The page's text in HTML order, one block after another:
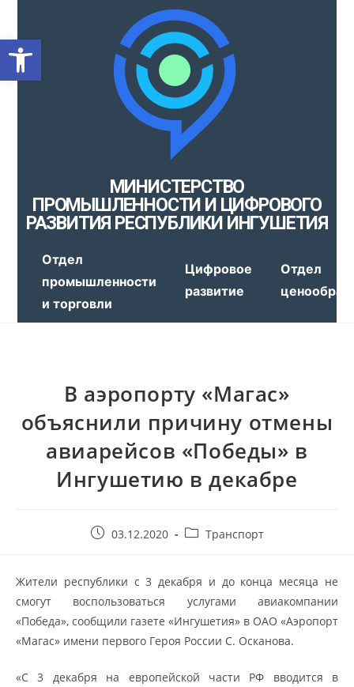
Открыть панель
МИНИСТЕРСТВО
ПРОМЫШЛЕННОСТИ И ЦИФРОВОГО
РАЗВИТИЯ РЕСПУБЛИКИ ИНГУШЕТИЯ
Отдел
промышленности
и торговли
Цифровое
развитие
Отдел
В аэропорту «Магас»
объяснили причину отмены
авиарейсов «Победы» в
Ингушетию в декабре
03.12.2020 Транспорт
Жители республики с 3 декабря и до конца месяца не
смогут воспользоваться услугами авиакомпании
«Победа», сообщили газете «Ингушетия» в ОАО «Аэропорт
«Магас» имени первого Героя России С. Осканова.
«С 3 декабря на европейской части РФ вводится в